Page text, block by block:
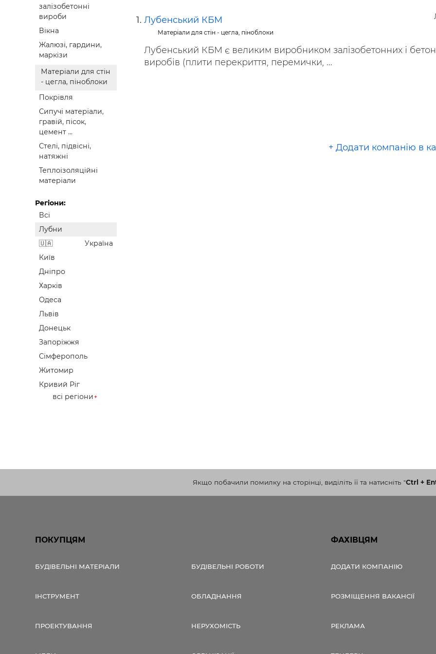
залізобетонні
вироби
Вікна
Жалюзі, гардини,
маркізи
Матеріали для стін
- цегла, піноблоки
Покрівля
Сипучі матеріали,
гравій, пісок,
цемент ...
Стелі, підвісні,
натяжні
Теплоізоляційні
матеріали
Регіони:
Всі
Лубни
Україна
Київ
Дніпро
Харків
Одеса
Львів
Донецьк
Запоріжжя
Сімферополь
Житомир
Кривий Ріг
всі регіони
Лубенський КБМ
Матеріали для стін - цегла, піноблоки
Лубенський КБМ є великим виробником залізобетонних і
виробів (плити перекриття, перемички, ...
+ Додати компанію в
Якщо побачили помилку на сторінці, виділіть її та натисніть "Ctrl +
ПОКУПЦЯМ
БУДІВЕЛЬНІ МАТЕРІАЛИ БУДІВЕЛЬНІ РОБОТИ
ІНСТРУМЕНТ ОБЛАДНАННЯ
ПРОЕКТУВАННЯ НЕРУХОМІСТЬ
ФАХІВЦЯМ
ДОДАТИ КОМПАНІЮ
РОЗМІЩЕННЯ ВАКАНСІЇ
РЕКЛАМА